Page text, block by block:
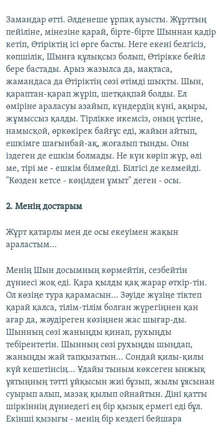
Замандар өтті. Әлденеше ұрпақ ауысты. Жұрттың
пейіліне, мінезіне қарай, бірте-бірте Шыннан қадір
кетіп, Өтіріктің ісі өрге басты. Неге екені белгісіз,
көпшілік, Шынға құлықсыз болып, Өтірікке бейіл
бере бастады. Арыз жазылса да, мақтаса,
жамандаса да Өтіріктің сөзі өтімді шықты. Шын,
қараптан-қарап жүріп, шетқақпай болды. Ел
өміріне араласуы азайып, күндердің күні, ақыры,
жұмыссыз қалды. Тірлікке икемсіз, оның үстіне,
намысқой, өркөкірек байғұс еді, жайын айтып,
ешкімге шағынбай-ақ, жоғалып тынды. Оны
іздеген де ешкім болмады. Не күн көріп жүр, өлі
ме, тірі ме - ешкім білмейді. Білгісі де келмейді.
"Көзден кетсе - көңілден ұмыт" деген - осы.
2. Менің достарым
Жұрт қатарлы мен де осы екеуімен жақын
араластым...
Менің Шын досымның көрмейтін, сезбейтін
дүниесі жоқ еді. Қара қылды қақ жарар өткір-тін.
Ол көзіңе тура қарамасын... Зәуіде жүзіңе тіктеп
қарай қалса, тілім-тілім болған жүрегіңнен қан
ағар да, жәудіреген көзіңнен жас шығар-ды.
Шынның сөзі жаныңды қинап, руxыңды
тебірентетін. Шынның сөзі руxыңды шыңдап,
жаныңды жай тапқызатын... Сондай қилы-қилы
күй кешетінсің... Ұдайы тыным көксеген ынжық
ұятыңның тәтті ұйқысын жиі бұзып, жылы ұясынан
суырып алып, мазақ қылып ойнайтын. Діні қатты
шіркіннің дүниедегі ең бір қызық ермегі еді бұл.
Екінші қызығы - менің бір кездегі бейшара